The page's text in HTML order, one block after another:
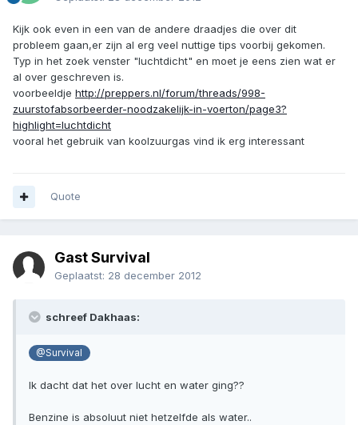
Kijk ook even in een van de andere draadjes die over dit
probleem gaan,er zijn al erg veel nuttige tips voorbij gekomen.
Typ in het zoek venster "luchtdicht" en moet je eens zien wat er
al over geschreven is.
voorbeeldje http://preppers.nl/forum/threads/998-
zuurstofabsorbeerder-noodzakelijk-in-voerton/page3?
highlight=luchtdicht
vooral het gebruik van koolzuurgas vind ik erg interessant
Quote
Gast Survival
Geplaatst: 28 december 2012
schreef Dakhaas:
@Survival
Ik dacht dat het over lucht en water ging??
Benzine is absoluut niet hetzelfde als water..